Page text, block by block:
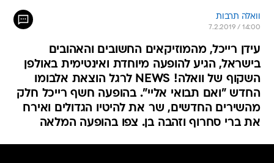
וואלה תרבות
7.2.2019 / 14:00
עידן רייכל, מהמוזיקאים החשובים והאהובים
בישראל, הגיע להופעה מיוחדת ואינטימית באולפן
השקוף של וואלה! NEWS לרגל הוצאת אלבומו
החדש "ואם תבואי אליי". בהופעה חשף רייכל חלק
מהשירים החדשים, שר את להיטיו הגדולים ואירח
את ברי סחרוף וזהבה בן. צפו בהופעה המלאה